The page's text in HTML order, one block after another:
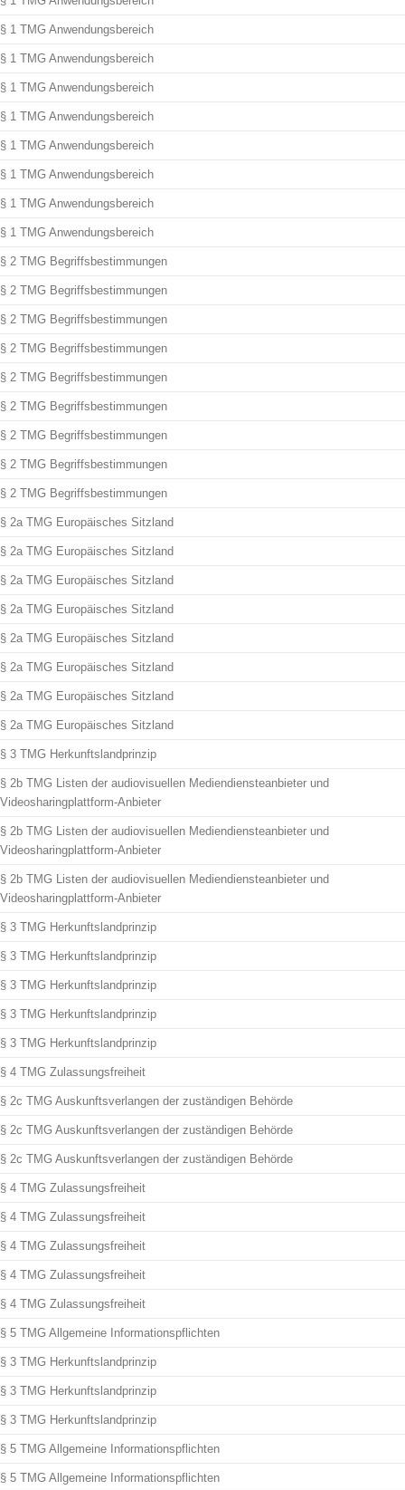
§ 1 TMG Anwendungsbereich
§ 1 TMG Anwendungsbereich
§ 1 TMG Anwendungsbereich
§ 1 TMG Anwendungsbereich
§ 1 TMG Anwendungsbereich
§ 1 TMG Anwendungsbereich
§ 1 TMG Anwendungsbereich
§ 1 TMG Anwendungsbereich
§ 2 TMG Begriffsbestimmungen
§ 2 TMG Begriffsbestimmungen
§ 2 TMG Begriffsbestimmungen
§ 2 TMG Begriffsbestimmungen
§ 2 TMG Begriffsbestimmungen
§ 2 TMG Begriffsbestimmungen
§ 2 TMG Begriffsbestimmungen
§ 2 TMG Begriffsbestimmungen
§ 2 TMG Begriffsbestimmungen
§ 2a TMG Europäisches Sitzland
§ 2a TMG Europäisches Sitzland
§ 2a TMG Europäisches Sitzland
§ 2a TMG Europäisches Sitzland
§ 2a TMG Europäisches Sitzland
§ 2a TMG Europäisches Sitzland
§ 2a TMG Europäisches Sitzland
§ 2a TMG Europäisches Sitzland
§ 3 TMG Herkunftslandprinzip
§ 2b TMG Listen der audiovisuellen Mediendiensteanbieter und
Videosharingplattform-Anbieter
§ 2b TMG Listen der audiovisuellen Mediendiensteanbieter und
Videosharingplattform-Anbieter
§ 2b TMG Listen der audiovisuellen Mediendiensteanbieter und
Videosharingplattform-Anbieter
§ 3 TMG Herkunftslandprinzip
§ 3 TMG Herkunftslandprinzip
§ 3 TMG Herkunftslandprinzip
§ 3 TMG Herkunftslandprinzip
§ 3 TMG Herkunftslandprinzip
§ 4 TMG Zulassungsfreiheit
§ 2c TMG Auskunftsverlangen der zuständigen Behörde
§ 2c TMG Auskunftsverlangen der zuständigen Behörde
§ 2c TMG Auskunftsverlangen der zuständigen Behörde
§ 4 TMG Zulassungsfreiheit
§ 4 TMG Zulassungsfreiheit
§ 4 TMG Zulassungsfreiheit
§ 4 TMG Zulassungsfreiheit
§ 4 TMG Zulassungsfreiheit
§ 5 TMG Allgemeine Informationspflichten
§ 3 TMG Herkunftslandprinzip
§ 3 TMG Herkunftslandprinzip
§ 3 TMG Herkunftslandprinzip
§ 5 TMG Allgemeine Informationspflichten
§ 5 TMG Allgemeine Informationspflichten